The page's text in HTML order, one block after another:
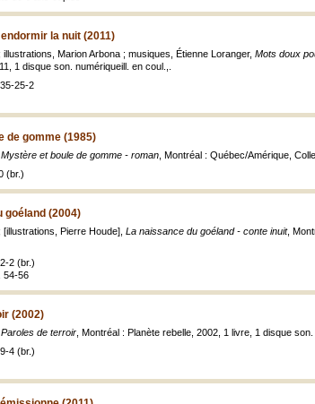
la nuit (2011)
Marion Arbona ; musiques, Étienne Loranger, Mots doux
1 disque son. numériqueill. en coul.,.
25-2
de gomme (1985)
Mystère et boule de gomme - roman , Montréal : Québec/Amérique,
(br.)
goéland (2004)
Pierre Houde], La naissance du goéland - conte inuit,
2 (br.)
54-56
(2002)
Paroles de terroir , Montréal : Planète rebelle, 2002, 1 livre, 1 disque son.
4 (br.)